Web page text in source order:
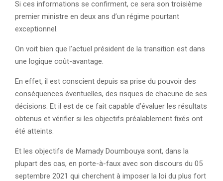
Si ces informations se confirment, ce sera son troisième
premier ministre en deux ans d’un régime pourtant
exceptionnel.
On voit bien que l’actuel président de la transition est dans
une logique coût-avantage.
En effet, il est conscient depuis sa prise du pouvoir des
conséquences éventuelles, des risques de chacune de ses
décisions. Et il est de ce fait capable d’évaluer les résultats
obtenus et vérifier si les objectifs préalablement fixés ont
été atteints.
Et les objectifs de Mamady Doumbouya sont, dans la
plupart des cas, en porte-à-faux avec son discours du 05
septembre 2021 qui cherchent à imposer la loi du plus fort